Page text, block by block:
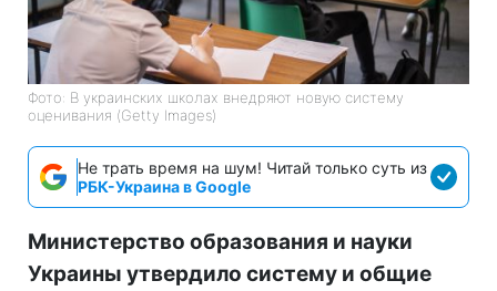
Фото: В украинских школах внедряют новую систему
оценивания (Getty Images)
Не трать время на шум! Читай только суть из
РБК-Украина в Google
Министерство образования и науки
Украины утвердило систему и общие